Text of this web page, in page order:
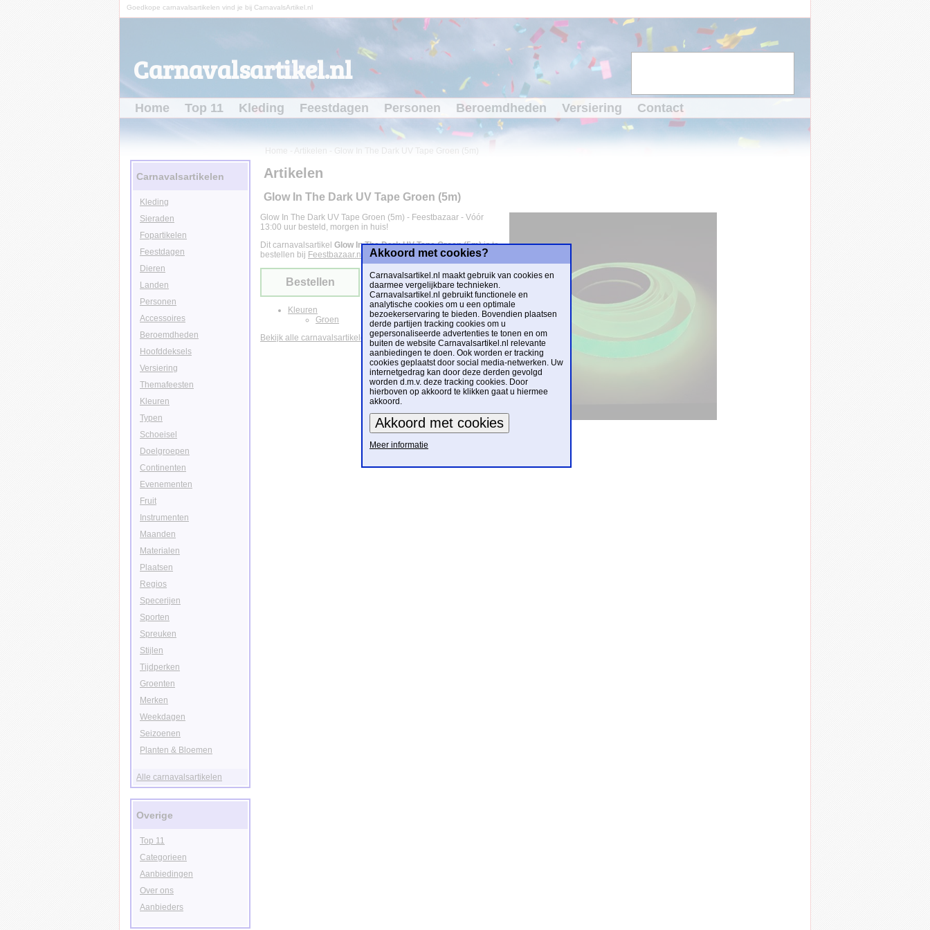
Goedkope carnavalsartikelen vind je bij CarnavalsArtikel.nl
Carnavalsartikel.nl
Home Top 11 Kleding Feestdagen Personen Beroemdheden Versiering Contact
Home Artikelen Glow In The Dark UV Tape Groen (5m)
Artikelen
Glow In The Dark UV Tape Groen (5m)
Glow In The Dark UV Tape Groen (5m) - Feestbazaar - Vóór
13:00 uur besteld, morgen in huis!
Dit carnavalsartikel Glow In The Dark UV Tape Groen (5m)is te
bestellen bij Feestbazaar.nl voor€ 3,75.
Bestellen
Kleuren
Groen
Bekijk alle carnavalsartikelen
Carnavalsartikelen
Kleding
Sieraden
Fopartikelen
Feestdagen
Dieren
Landen
Personen
Accessoires
Beroemdheden
Hoofddeksels
Versiering
Themafeesten
Kleuren
Typen
Schoeisel
Doelgroepen
Continenten
Evenementen
Fruit
Instrumenten
Maanden
Materialen
Plaatsen
Regios
Specerijen
Sporten
Spreuken
Stijlen
Tijdperken
Groenten
Merken
Weekdagen
Seizoenen
Planten & Bloemen
Alle carnavalsartikelen
Overige
Top 11
Categorieen
Aanbiedingen
Over ons
Aanbieders
Akkoord met cookies?
Carnavalsartikel.nl maakt gebruik van cookies en
daarmee vergelijkbare technieken.
Carnavalsartikel.nl gebruikt functionele en
analytische cookies om u een optimale
bezoekerservaring te bieden. Bovendien plaatsen
derde partijen tracking cookies om u
gepersonaliseerde advertenties te tonen en om
buiten de website Carnavalsartikel.nl relevante
aanbiedingen te doen. Ook worden er tracking
cookies geplaatst door social media-netwerken. Uw
internetgedrag kan door deze derden gevolgd
worden d.m.v. deze tracking cookies. Door
hierboven op akkoord te klikken gaat u hiermee
akkoord.
Meer informatie